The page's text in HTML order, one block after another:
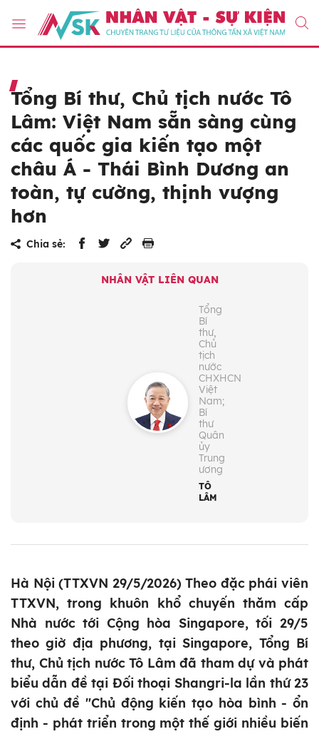
Tổng Bí thư, Chủ tịch nước Tô
Lâm: Việt Nam sẵn sàng cùng
các quốc gia kiến tạo một
châu Á - Thái Bình Dương an
toàn, tự cường, thịnh vượng
hơn
Chia sẻ:
NHÂN VẬT LIÊN QUAN
Tổng
Bí
thư,
Chủ
tịch
nước
CHXHCN
Việt
Nam;
Bí
thư
Quân
ủy
Trung
ương
TÔ
LÂM
Hà Nội (TTXVN 29/5/2026) Theo đặc phái viên
TTXVN, trong khuôn khổ chuyến thăm cấp
Nhà nước tới Cộng hòa Singapore, tối 29/5
theo giờ địa phương, tại Singapore, Tổng Bí
thư, Chủ tịch nước Tô Lâm đã tham dự và phát
biểu dẫn đề tại Đối thoại Shangri-la lần thứ 23
với chủ đề "Chủ động kiến tạo hòa bình - ổn
định - phát triển trong một thế giới nhiều biến